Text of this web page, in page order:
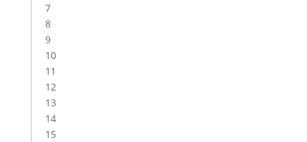
7
8
9
10
11
12
13
14
15